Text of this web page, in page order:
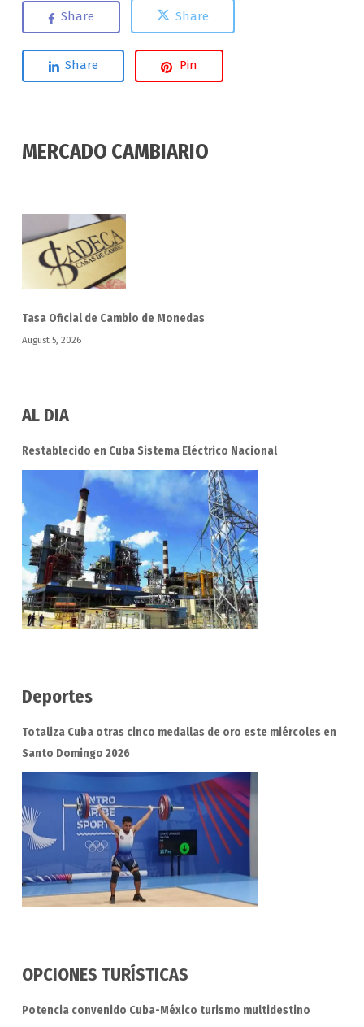
Share Share
Share Pin
MERCADO CAMBIARIO
Tasa Oficial de Cambio de Monedas
August 5, 2026
AL DIA
Restablecido en Cuba Sistema Eléctrico Nacional
Deportes
Totaliza Cuba otras cinco medallas de oro este miércoles en
Santo Domingo 2026
OPCIONES TURÍSTICAS
Potencia convenido Cuba-México turismo multidestino